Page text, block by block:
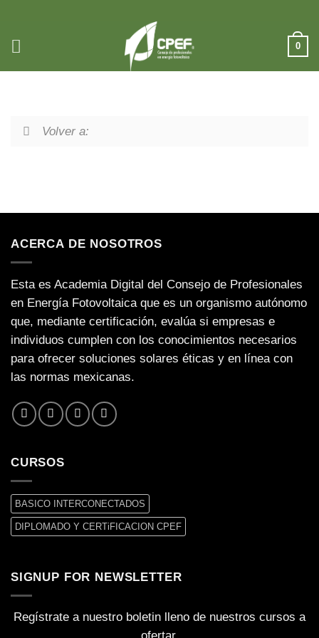
contenido
0
Volver a:
ACERCA DE NOSOTROS
Esta es Academia Digital del Consejo de Profesionales
en Energía Fotovoltaica que es un organismo autónomo
que, mediante certificación, evalúa si empresas e
individuos cumplen con los conocimientos necesarios
para ofrecer soluciones solares éticas y en línea con
las normas mexicanas.
CURSOS
BASICO INTERCONECTADOS
DIPLOMADO Y CERTiFICACION CPEF
SIGNUP FOR NEWSLETTER
Regístrate a nuestro boletin lleno de nuestros cursos a